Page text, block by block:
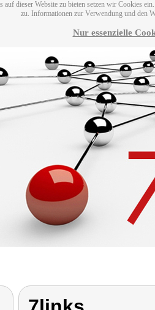
auf dieser Website zu bieten setzen wir Cookies
zu. Informationen zur Verwendung und den
Nur essenzielle